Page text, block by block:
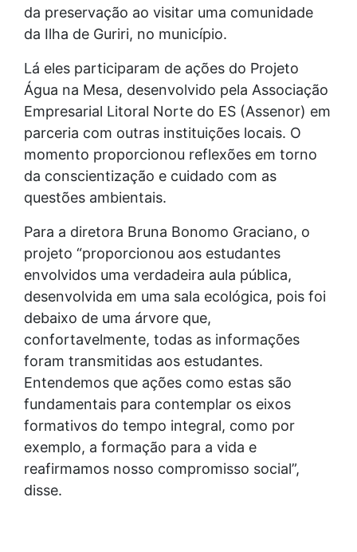
da preservação ao visitar uma comunidade
da Ilha de Guriri, no município.
Lá eles participaram de ações do Projeto
Água na Mesa, desenvolvido pela Associação
Empresarial Litoral Norte do ES (Assenor) em
parceria com outras instituições locais. O
momento proporcionou reflexões em torno
da conscientização e cuidado com as
questões ambientais.
Para a diretora Bruna Bonomo Graciano, o
projeto “proporcionou aos estudantes
envolvidos uma verdadeira aula pública,
desenvolvida em uma sala ecológica, pois foi
debaixo de uma árvore que,
confortavelmente, todas as informações
foram transmitidas aos estudantes.
Entendemos que ações como estas são
fundamentais para contemplar os eixos
formativos do tempo integral, como por
exemplo, a formação para a vida e
reafirmamos nosso compromisso social”,
disse.